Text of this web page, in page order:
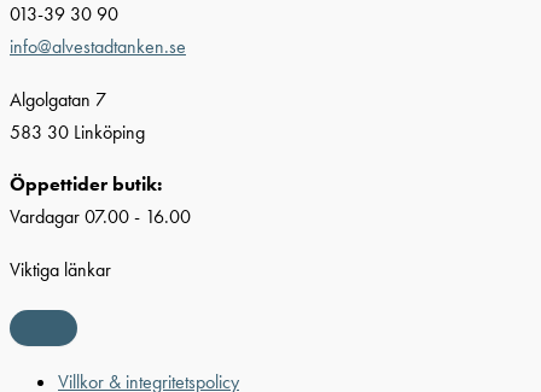
013-39 30 90
info@alvestadtanken.se
Algolgatan 7
583 30 Linköping
Öppettider butik:
Vardagar 07.00 - 16.00
Viktiga länkar
Villkor & integritetspolicy